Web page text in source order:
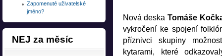
Nová deska Tomáše
vykročení ke spojení
příznivci skupiny
kytarami, které
Zapomenuté uživatelské
jméno?
NEJ za měsíc